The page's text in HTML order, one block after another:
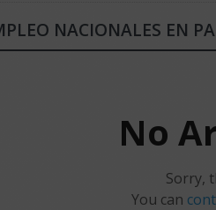
NACIONALES EN
No
Sorry,
You can